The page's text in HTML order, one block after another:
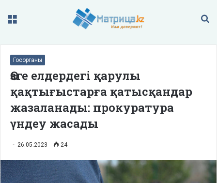
Меню
Госорганы
Өзге елдердегі қарулы
қақтығыстарға қатысқандар
жазаланады: прокуратура
үндеу жасады
26.05.2023 24